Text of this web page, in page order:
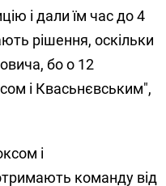
і дали їм час до 4
рішення, оскільки
бо о 12
і Квасьнєвським",
і
команду від